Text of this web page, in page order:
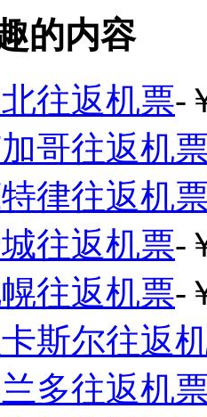
的内容
往返机票-
哥往返机
律往返机
往返机票-
往返机票-
斯尔往返
兰多往返机